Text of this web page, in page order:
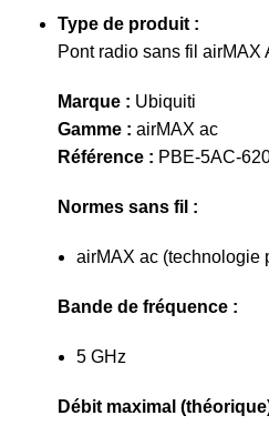
Type de produit :
Pont radio sans fil airMAX
Marque : Ubiquiti
Gamme : airMAX ac
Référence : PBE-5AC-
Normes sans fil :
airMAX ac (technologie
Bande de fréquence :
5 GHz
Débit maximal